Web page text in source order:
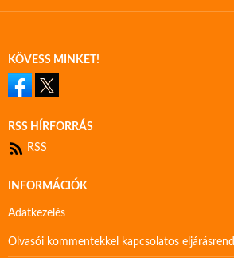
KÖVESS MINKET!
RSS HÍRFORRÁS
RSS
INFORMÁCIÓK
Adatkezelés
Olvasói kommentekkel kapcsolatos eljárásrend